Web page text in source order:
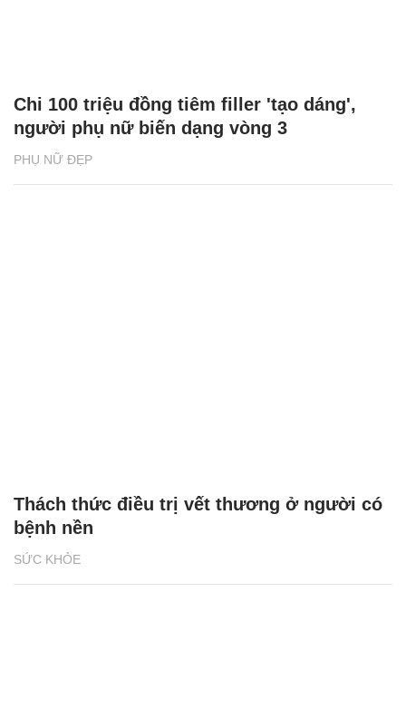
PHỤ NỮ ĐẸP
Chi 100 triệu đồng tiêm filler 'tạo dáng',
người phụ nữ biến dạng vòng 3
SỨC KHỎE
Thách thức điều trị vết thương ở người có
bệnh nền